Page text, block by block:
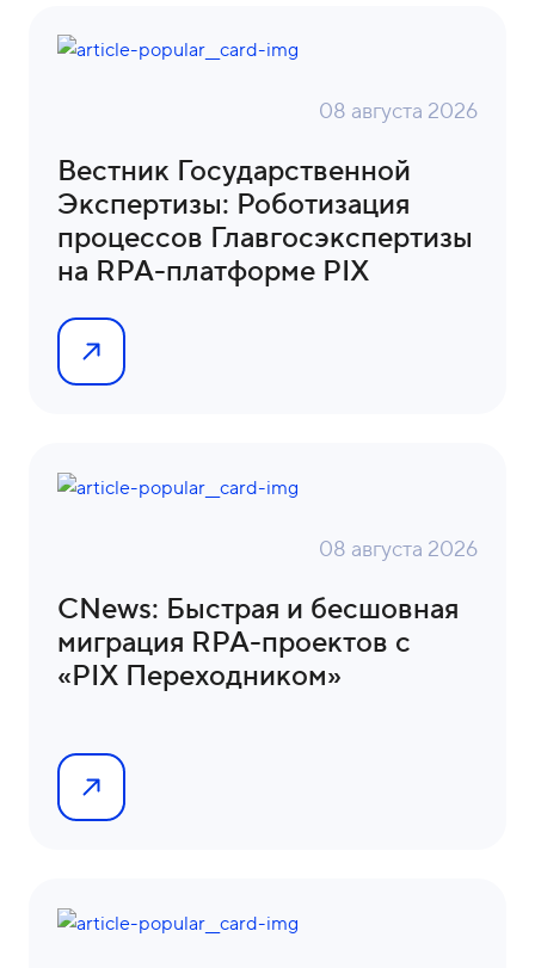
08 августа 2026
Вестник Государственной
Экспертизы: Роботизация
процессов Главгосэкспертизы
на RPA-платформе PIX
08 августа 2026
CNews: Быстрая и бесшовная
миграция RPA-проектов с
«PIX Переходником»